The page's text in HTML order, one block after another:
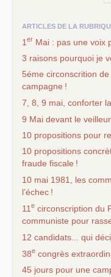
ARTICLES DE LA
1 er Mai : pas une voix
3 raisons pourquoi je
5éme circonscrition
campagne !
7, 8, 9 mai, conforter
9 Mai devant le
10 propositions pour
10 propositions
fraude fiscale !
10 mai 1981, les
l’échec !
11 e circonscription du
communiste pour
12 candidats... qui
38e congrès
45 jours pour une